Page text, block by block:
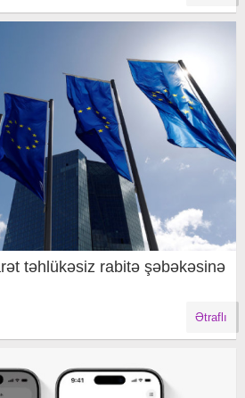
təhlükəsiz rabitə şəbəkəsinə
Ətraflı